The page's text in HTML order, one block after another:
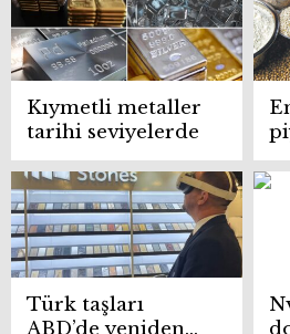
Kıymetli metaller
tarihi seviyelerde
Türk taşları
ABD’de yeniden